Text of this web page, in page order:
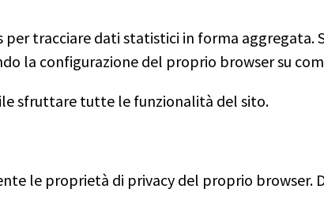
tracciare dati statistici in forma aggregata.
la configurazione del proprio browser su
sfruttare tutte le funzionalità del sito.
le proprietà di privacy del proprio browser.